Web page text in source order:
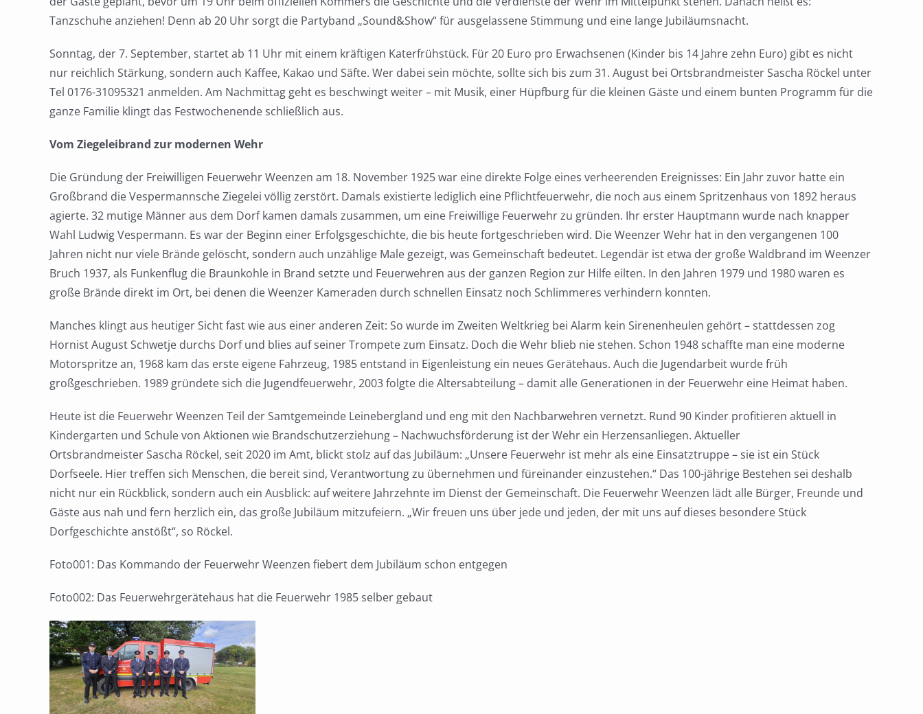
Tanzschuhe anziehen! Denn ab 20 Uhr sorgt die Partyband „Sound&Show“ für ausgelassene Stimmung und eine lange Jubiläumsnacht.
Sonntag, der 7. September, startet ab 11 Uhr mit einem kräftigen Katerfrühstück. Für 20 Euro pro Erwachsenen (Kinder bis 14 Jahre zehn Euro) gibt es nicht
nur reichlich Stärkung, sondern auch Kaffee, Kakao und Säfte. Wer dabei sein möchte, sollte sich bis zum 31. August bei Ortsbrandmeister Sascha Röckel unter
Tel 0176-31095321 anmelden. Am Nachmittag geht es beschwingt weiter – mit Musik, einer Hüpfburg für die kleinen Gäste und einem bunten Programm für die
ganze Familie klingt das Festwochenende schließlich aus.
Vom Ziegeleibrand zur modernen Wehr
Die Gründung der Freiwilligen Feuerwehr Weenzen am 18. November 1925 war eine direkte Folge eines verheerenden Ereignisses: Ein Jahr zuvor hatte ein
Großbrand die Vespermannsche Ziegelei völlig zerstört. Damals existierte lediglich eine Pflichtfeuerwehr, die noch aus einem Spritzenhaus von 1892 heraus
agierte. 32 mutige Männer aus dem Dorf kamen damals zusammen, um eine Freiwillige Feuerwehr zu gründen. Ihr erster Hauptmann wurde nach knapper
Wahl Ludwig Vespermann. Es war der Beginn einer Erfolgsgeschichte, die bis heute fortgeschrieben wird. Die Weenzer Wehr hat in den vergangenen 100
Jahren nicht nur viele Brände gelöscht, sondern auch unzählige Male gezeigt, was Gemeinschaft bedeutet. Legendär ist etwa der große Waldbrand im Weenzer
Bruch 1937, als Funkenflug die Braunkohle in Brand setzte und Feuerwehren aus der ganzen Region zur Hilfe eilten. In den Jahren 1979 und 1980 waren es
große Brände direkt im Ort, bei denen die Weenzer Kameraden durch schnellen Einsatz noch Schlimmeres verhindern konnten.
Manches klingt aus heutiger Sicht fast wie aus einer anderen Zeit: So wurde im Zweiten Weltkrieg bei Alarm kein Sirenenheulen gehört – stattdessen zog
Hornist August Schwetje durchs Dorf und blies auf seiner Trompete zum Einsatz. Doch die Wehr blieb nie stehen. Schon 1948 schaffte man eine moderne
Motorspritze an, 1968 kam das erste eigene Fahrzeug, 1985 entstand in Eigenleistung ein neues Gerätehaus. Auch die Jugendarbeit wurde früh
großgeschrieben. 1989 gründete sich die Jugendfeuerwehr, 2003 folgte die Altersabteilung – damit alle Generationen in der Feuerwehr eine Heimat haben.
Heute ist die Feuerwehr Weenzen Teil der Samtgemeinde Leinebergland und eng mit den Nachbarwehren vernetzt. Rund 90 Kinder profitieren aktuell in
Kindergarten und Schule von Aktionen wie Brandschutzerziehung – Nachwuchsförderung ist der Wehr ein Herzensanliegen. Aktueller
Ortsbrandmeister Sascha Röckel, seit 2020 im Amt, blickt stolz auf das Jubiläum: „Unsere Feuerwehr ist mehr als eine Einsatztruppe – sie ist ein Stück
Dorfseele. Hier treffen sich Menschen, die bereit sind, Verantwortung zu übernehmen und füreinander einzustehen.“ Das 100-jährige Bestehen sei deshalb
nicht nur ein Rückblick, sondern auch ein Ausblick: auf weitere Jahrzehnte im Dienst der Gemeinschaft. Die Feuerwehr Weenzen lädt alle Bürger, Freunde und
Gäste aus nah und fern herzlich ein, das große Jubiläum mitzufeiern. „Wir freuen uns über jede und jeden, der mit uns auf dieses besondere Stück
Dorfgeschichte anstößt“, so Röckel.
Foto001: Das Kommando der Feuerwehr Weenzen fiebert dem Jubiläum schon entgegen
Foto002: Das Feuerwehrgerätehaus hat die Feuerwehr 1985 selber gebaut